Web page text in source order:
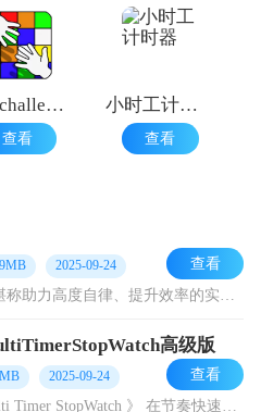
cubechallenge魔方pk计时器
查看
小时工计时器
查看
2025-09-24 查看
高级版
2025-09-24 查看